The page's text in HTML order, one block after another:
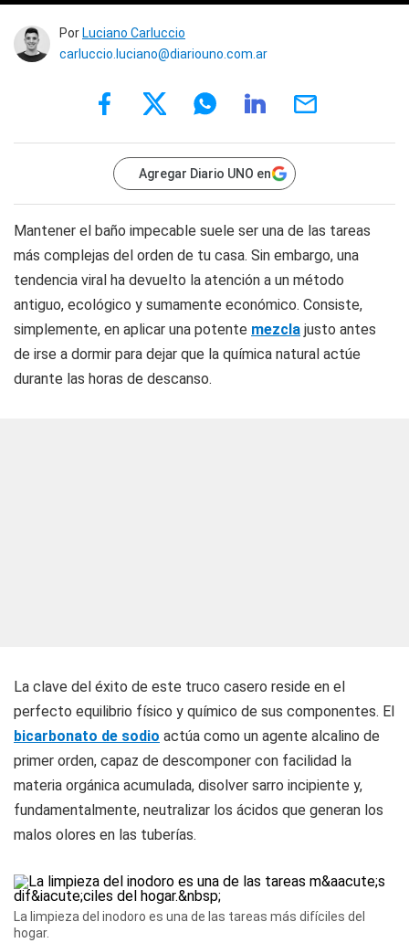
Por Luciano Carluccio
carluccio.luciano@diariouno.com.ar
Agregar Diario UNO en
Mantener el baño impecable suele ser una de las tareas
más complejas del orden de tu casa. Sin embargo, una
tendencia viral ha devuelto la atención a un método
antiguo, ecológico y sumamente económico. Consiste,
simplemente, en aplicar una potente mezcla justo antes
de irse a dormir para dejar que la química natural actúe
durante las horas de descanso.
La clave del éxito de este truco casero reside en el
perfecto equilibrio físico y químico de sus componentes. El
bicarbonato de sodio actúa como un agente alcalino de
primer orden, capaz de descomponer con facilidad la
materia orgánica acumulada, disolver sarro incipiente y,
fundamentalmente, neutralizar los ácidos que generan los
malos olores en las tuberías.
La limpieza del inodoro es una de las tareas más difíciles del
hogar.